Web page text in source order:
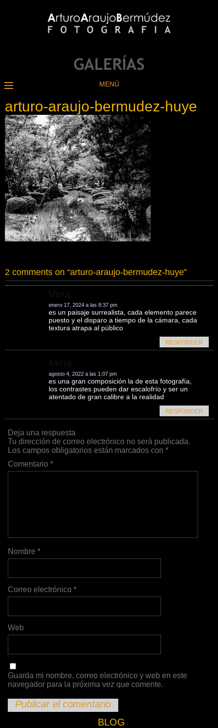
MENÚ
arturo-araujo-bermudez-huye
2 comments on “arturo-araujo-bermudez-huye”
enero 17, 2024 a las 8:37 pm
es un paisaje surrealista, cada elemento parece
puesto y el disparo a tiempo de la cámara, cada
textura atrapa al público
RESPONDER
agosto 4, 2022 a las 1:07 pm
es una gran composición la de esta fotografía,
los contrastes pueden dar escalofrío y ser un
atentado de gran calibre a la realidad
RESPONDER
Deja una respuesta
Tu dirección de correo electrónico no será publicada.
Los campos obligatorios están marcados con *
Comentario *
Nombre *
Correo electrónico *
Web
Guarda mi nombre, correo electrónico y web en este
navegador para la próxima vez que comente.
BLOG